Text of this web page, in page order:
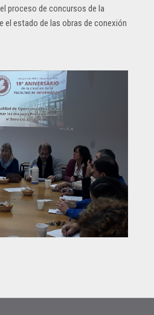
proceso de concursos de la
el estado de las obras de conexión